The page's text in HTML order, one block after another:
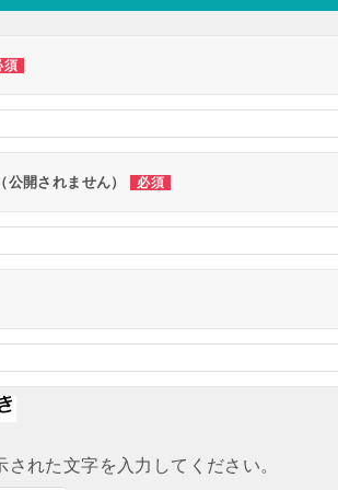
須
公開されません） 必須
された文字を入力してください。